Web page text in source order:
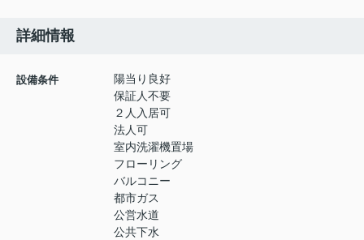
詳細情報
設備条件
陽当り良好
保証人不要
２人入居可
法人可
室内洗濯機置場
フローリング
バルコニー
都市ガス
公営水道
公共下水